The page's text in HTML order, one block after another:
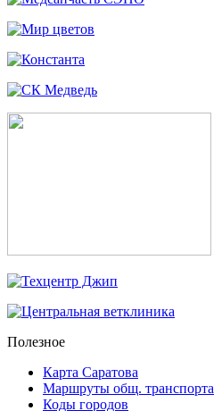
Полезное
Карта Саратова
Маршруты общ. транспорта
Коды городов